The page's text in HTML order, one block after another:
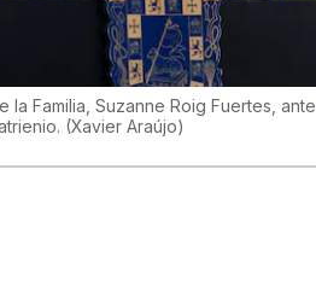
Familia, Suzanne Roig Fuertes, ante
(Xavier Araújo)